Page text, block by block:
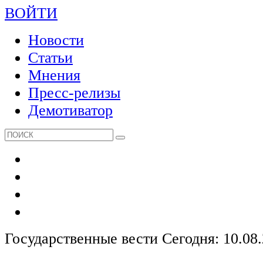
ВОЙТИ
Новости
Статьи
Мнения
Пресс-релизы
Демотиватор
Государственные вести Сегодня: